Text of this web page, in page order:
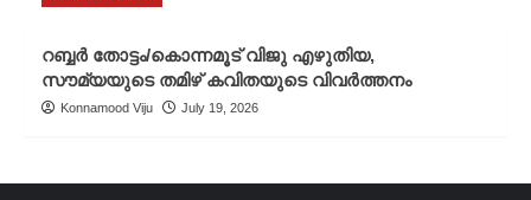
റബ്ബർ തോട്ടം/കൊന്നമൂട് വിജു എഴുതിയ,
സൗമ്യയുടെ തമിഴ് കവിതയുടെ വിവർത്തനം
Konnamood Viju July 19, 2026